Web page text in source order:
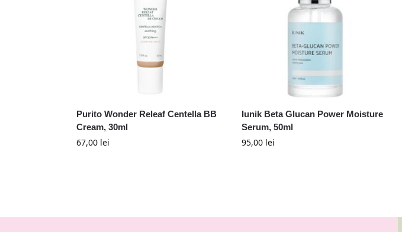
Purito Wonder Releaf Centella BB
Cream, 30ml
67,00 lei
Iunik Beta Glucan Power Moisture
Serum, 50ml
95,00 lei